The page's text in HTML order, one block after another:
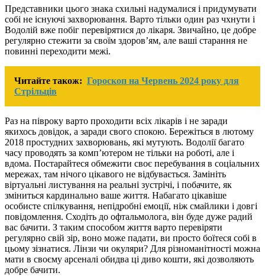
Представники цього знака схильні надумалися і придумувати
собі не існуючі захворювання. Варто тільки один раз чхнути і
Водолій вже побіг перевірятися до лікаря. Звичайно, це добре
регулярно стежити за своїм здоров’ям, але ваші старання не
повинні переходити межі.
Читайте також: Гороскоп на Червень 2024 року для
Стрільців
Раз на півроку варто проходити всіх лікарів і не заради
якихось довідок, а заради свого спокою. Бережіться в лютому
2018 простудних захворювань, які мутують. Водолії багато
часу проводять за комп’ютером не тільки на роботі, але і
вдома. Постарайтеся обмежити своє перебування в соціальних
мережах, там нічого цікавого не відбувається. Замініть
віртуальні листування на реальні зустрічі, і побачите, як
зміниться кардинально ваше життя. Набагато цікавіше
особисте спілкування, непідробні емоції, ніж смайлики і довгі
повідомлення. Сходіть до офтальмолога, він буде дуже радий
вас бачити. З таким способом життя варто перевіряти
регулярно свій зір, воно може падати, ви просто боїтеся собі в
цьому зізнатися. Лінзи чи окуляри? Для різноманітності можна
мати в своєму арсеналі обидва ці диво кошти, які дозволяють
добре бачити.